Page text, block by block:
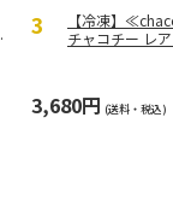
【冷凍】
チャコチー レ
3,680円 (送料・税込)